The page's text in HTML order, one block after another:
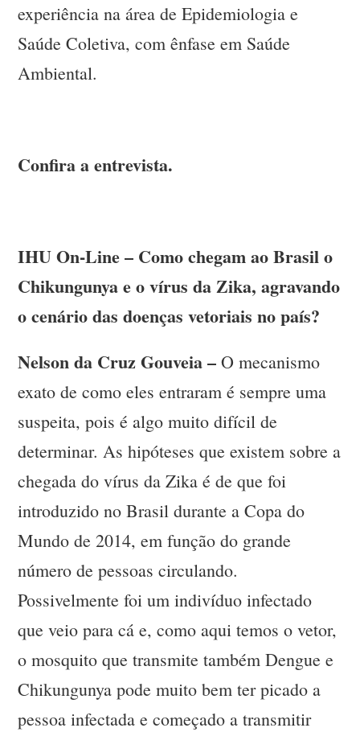
experiência na área de Epidemiologia e
Saúde Coletiva, com ênfase em Saúde
Ambiental.
Confira a entrevista.
IHU On-Line – Como chegam ao Brasil o
Chikungunya e o vírus da Zika, agravando
o cenário das doenças vetoriais no país?
Nelson da Cruz Gouveia –O mecanismo
exato de como eles entraram é sempre uma
suspeita, pois é algo muito difícil de
determinar. As hipóteses que existem sobre a
chegada do vírus da Zika é de que foi
introduzido no Brasil durante a Copa do
Mundo de 2014, em função do grande
número de pessoas circulando.
Possivelmente foi um indivíduo infectado
que veio para cá e, como aqui temos o vetor,
o mosquito que transmite também Dengue e
Chikungunya pode muito bem ter picado a
pessoa infectada e começado a transmitir